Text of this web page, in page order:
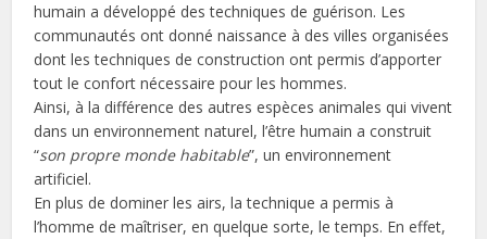
humain a développé des techniques de guérison. Les
communautés ont donné naissance à des villes organisées
dont les techniques de construction ont permis d’apporter
tout le confort nécessaire pour les hommes.
Ainsi, à la différence des autres espèces animales qui vivent
dans un environnement naturel, l’être humain a construit
“son propre monde habitable”, un environnement
artificiel.
En plus de dominer les airs, la technique a permis à
l’homme de maîtriser, en quelque sorte, le temps. En effet,